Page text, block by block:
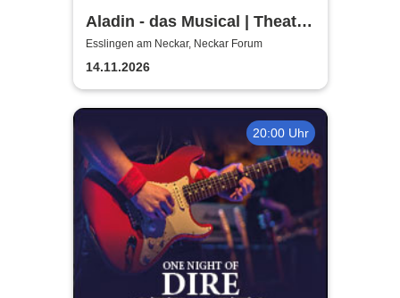
Aladin - das Musical | Theater
Liberi
Esslingen am Neckar, Neckar Forum
14.11.2026
20:00 Uhr